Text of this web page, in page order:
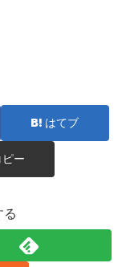
はてブ
ピー
る